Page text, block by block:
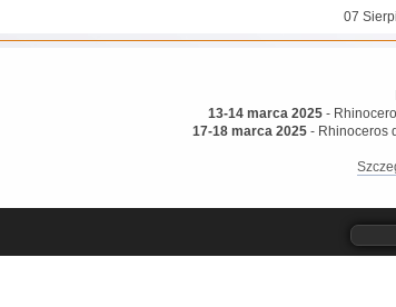
07
13-14 marca 2025 -
17-18 marca 2025 - Rhinoceros